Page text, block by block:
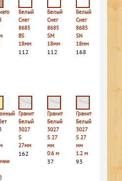
Белый
Снег
8685
BS
18мм
112
Белый
Снег
8685
SM
18мм
112
Белый
Снег
8685
SN
18мм
168
Гранит
Белый
3027
S
27мм
162
Гранит
Белый
3027
S 27
мм
0.6 м
37
Гранит
Белый
3027
S 27
мм
1.2 м
93